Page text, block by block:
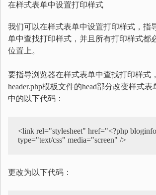
在样式表单中设置打印样式
我们可以在样式表单中设置打印样式，指
单中查找打印样式，并且所有打印样式都
位置上。
要指导浏览器在样式表单中查找打印样式
header.php模板文件的head部分改变样式
中的以下代码：
<link rel="stylesheet" href="<?php
type="text/css" media="screen" />
更改为以下代码：